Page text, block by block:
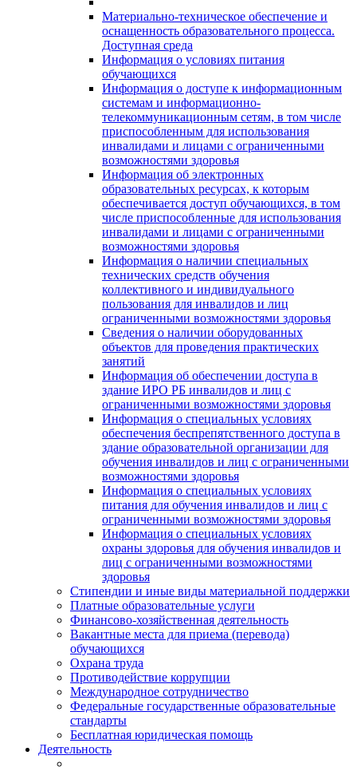
Материально-техническое обеспечение и
оснащенность образовательного процесса.
Доступная среда
Информация о условиях питания
обучающихся
Информация о доступе к информационным
системам и информационно-
телекоммуникационным сетям, в том числе
приспособленным для использования
инвалидами и лицами с ограниченными
возможностями здоровья
Информация об электронных
образовательных ресурсах, к которым
обеспечивается доступ обучающихся, в том
числе приспособленные для использования
инвалидами и лицами с ограниченными
возможностями здоровья
Информация о наличии специальных
технических средств обучения
коллективного и индивидуального
пользования для инвалидов и лиц
ограниченными возможностями здоровья
Сведения о наличии оборудованных
объектов для проведения практических
занятий
Информация об обеспечении доступа в
здание ИРО РБ инвалидов и лиц с
ограниченными возможностями здоровья
Информация о специальных условиях
обеспечения беспрепятственного доступа в
здание образовательной организации для
обучения инвалидов и лиц с ограниченными
возможностями здоровья
Информация о специальных условиях
питания для обучения инвалидов и лиц с
ограниченными возможностями здоровья
Информация о специальных условиях
охраны здоровья для обучения инвалидов и
лиц с ограниченными возможностями
здоровья
Стипендии и иные виды материальной поддержки
Платные образовательные услуги
Финансово-хозяйственная деятельность
Вакантные места для приема (перевода)
обучающихся
Охрана труда
Противодействие коррупции
Международное сотрудничество
Федеральные государственные образовательные
стандарты
Бесплатная юридическая помощь
Деятельность